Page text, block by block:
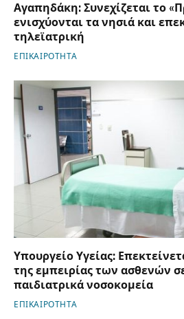
Αγαπηδάκη: Συνεχίζεται το
ενισχύονται τα νησιά και
τηλεϊατρική
ΕΠΙΚΑΙΡΟΤΗΤΑ
Υπουργείο Υγείας:
της εμπειρίας των ασθενών
παιδιατρικά νοσοκομεία
ΕΠΙΚΑΙΡΟΤΗΤΑ